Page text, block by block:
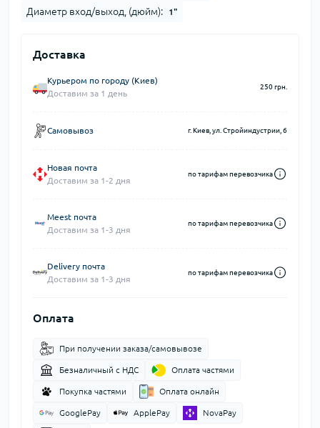
Диаметр вход/выход, (дюйм): 1"
Доставка
Курьером по городу (Киев)
Доставим за 1 день
250 грн.
Самовывоз г. Киев, ул. Стройиндустрии, 6
Новая почта
Доставим за 1-2 дня
по тарифам перевозчика
Meest почта
Доставим за 1-3 дня
по тарифам перевозчика
Delivery почта
Доставим за 1-3 дня
по тарифам перевозчика
Оплата
При получении заказа/самовывозе
Безналичный с НДС Оплата частями
Покупка частями Оплата онлайн
GooglePay ApplePay NovaPay